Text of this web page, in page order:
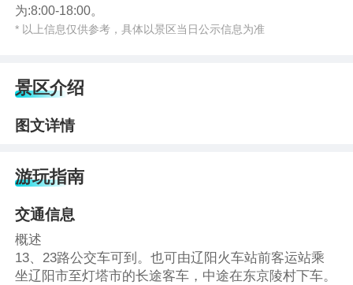
为:8:00-18:00。
* 以上信息仅供参考，具体以景区当日公示信息为准
景区介绍
图文详情
游玩指南
交通信息
概述
13、23路公交车可到。也可由辽阳火车站前客运站乘
坐辽阳市至灯塔市的长途客车，中途在东京陵村下车。